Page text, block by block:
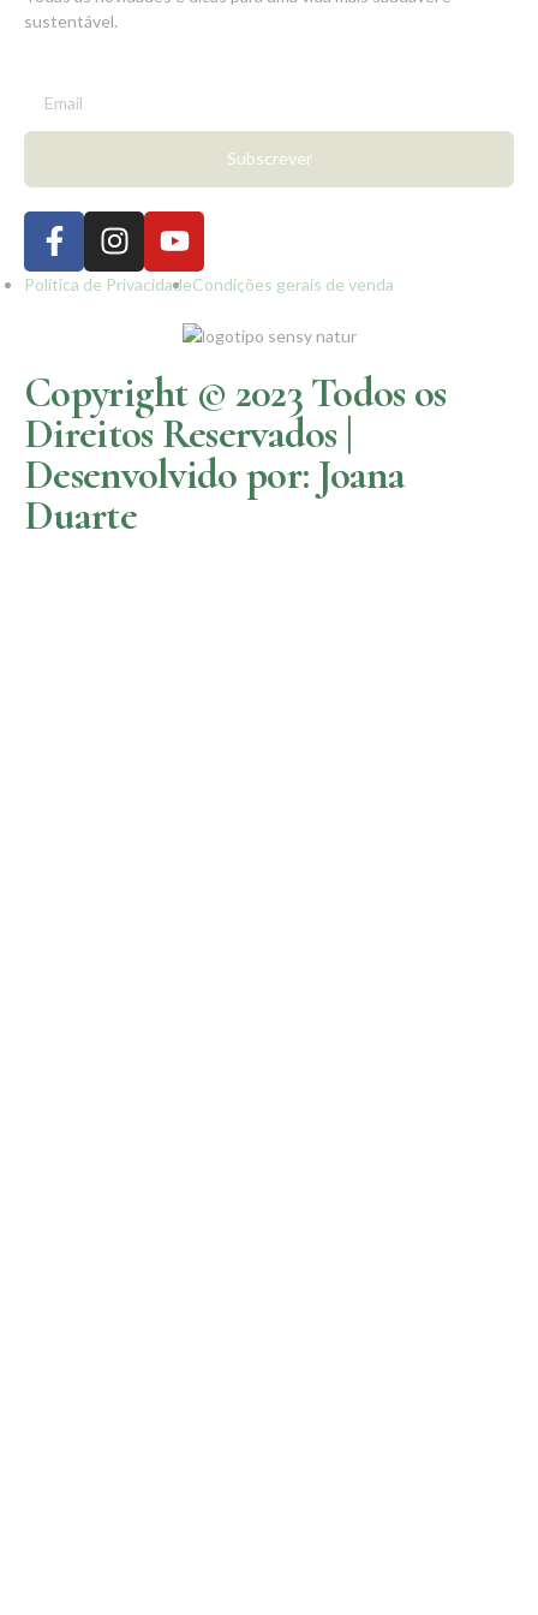
sustentável.
Subscrever
Política de PrivacidadeCondições gerais de venda
Copyright © 2023 Todos os
Direitos Reservados |
Desenvolvido por: Joana
Duarte